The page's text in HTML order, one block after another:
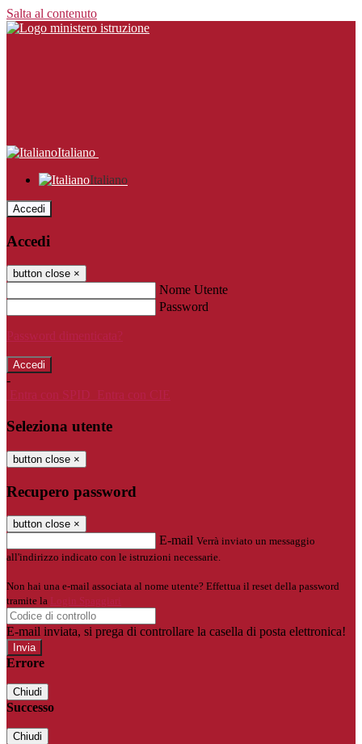
Salta al contenuto
Italiano
Italiano
Accedi
Accedi
button close ×
Nome Utente
Password
Password dimenticata?
-
Entra con SPID
Entra con CIE
Seleziona utente
button close ×
Recupero password
button close ×
E-mail Verrà inviato un messaggio
all'indirizzo indicato con le istruzioni necessarie.
Non hai una e-mail associata al nome utente? Effettua il reset della password
tramite la
Login Spaggiari
E-mail inviata, si prega di controllare la casella di posta elettronica!
Errore
Chiudi
Successo
Chiudi